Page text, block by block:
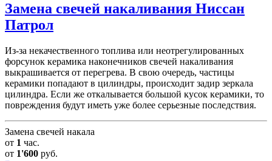
Замена свечей накаливания Ниссан
Патрол
Из-за некачественного топлива или неотрегулированных
форсунок керамика наконечников свечей накаливания
выкрашивается от перегрева. В свою очередь, частицы
керамики попадают в цилиндры, происходит задир зеркала
цилиндра. Если же откалывается большой кусок керамики, то
повреждения будут иметь уже более серьезные последствия.
Замена свечей накала
от 1 час.
от 1'600 руб.